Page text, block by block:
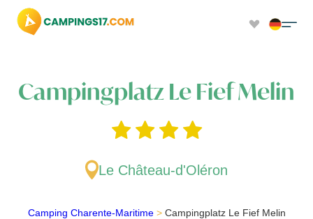
Campingplatz Le Fief Melin
Le Château-d'Oléron
Camping Charente-Maritime> Campingplatz Le Fief Melin